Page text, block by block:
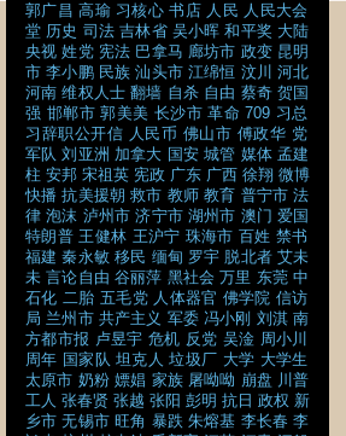
郭广昌 高瑜 习核心 书店 人民 人民大会
堂 历史 司法 吉林省 吴小晖 和平奖 大陆
央视 姓党 宪法 巴拿马 廊坊市 政变 昆明
市 李小鹏 民族 汕头市 江绵恒 汶川
河北
河南 维权人士 翻墙 自杀 自由 蔡奇 贺国
强 邯郸市 郭美美 长沙市 革命 709 习总
习辞职公开信 人民币 佛山市 傅政华 党
军队 刘亚洲 加拿大 国安 城管 媒体 孟建
柱 安邦 宋祖英 宪政 广东 广西 徐翔 微博
快播 抗美援朝 救市 教师 教育 普宁市 法
律 泡沫 泸州市 济宁市 湖州市 澳门 爱国
特朗普 王健林 王沪宁 珠海市 百姓 禁书
福建 秦永敏 移民 缅甸 罗宇 脱北者 艾未
未 言论自由 谷丽萍 黑社会 万里 东莞 中
石化 二胎 五毛党 人体器官 佛学院 信访
局 兰州市 共产主义 军委 冯小刚 刘淇 南
方都市报 卢昱宇 危机 反党 吴淦 周小川
周年 国家队 坦克人 垃圾厂 大学 大学生
太原市 奶粉 嫖娼 家族 屠呦呦 崩盘 川普
工人 张春贤 张越 张阳 彭明 抗日 政权 新
乡市 无锡市 旺角 暴跌 朱熔基 李长春 李